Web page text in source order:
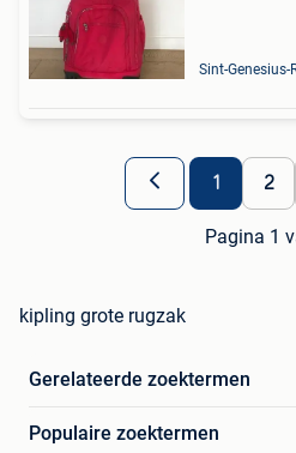
Sint-Genesius-
1 2
Pagina 1
kipling grote rugzak
Gerelateerde zoektermen
Populaire zoektermen